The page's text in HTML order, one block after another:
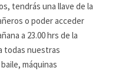
tendrás una llave de la
o poder acceder
a 23.00 hrs de la
todas nuestras
máquinas